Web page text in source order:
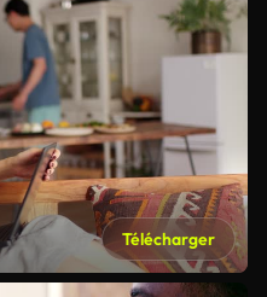
Télécharger